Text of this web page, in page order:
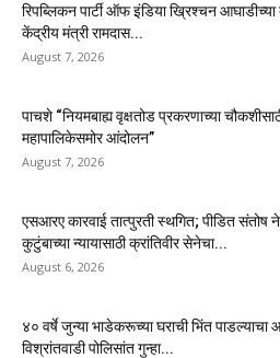
रिपब्लिकन पार्टी ऑफ इंडिया ख्रिश्चन
केंद्रीय मंत्री रामदास...
August 7, 2026
पाचशे “नियमबाह्य वृक्षतोड प्रकरणाच्या
महापालिकेसमोर आंदोलन”
August 7, 2026
एसआरए कारवाई तात्पुरती स्थगित; पीडित संतोष
कुटुंबाच्या न्यायासाठी क्रांतिवीर सेनेचा...
August 6, 2026
४० वर्षे जुन्या भाडेकरूच्या घराची भिंत पाडल्याचा
विश्रांतवाडी पोलिसांत गुन्हा...